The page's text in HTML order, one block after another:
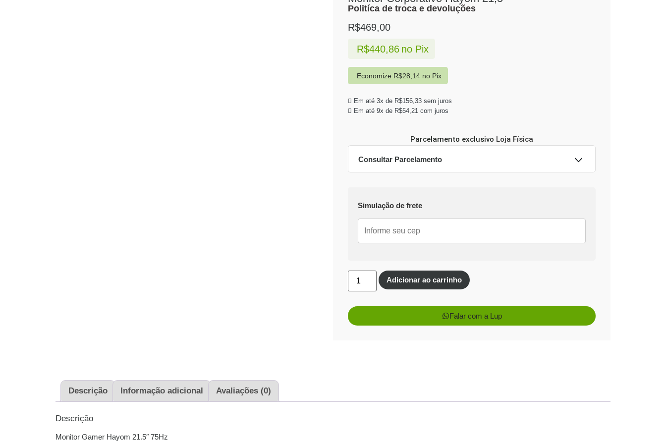
Politíca de troca e devoluções
R$469,00
Em até 3x de R$156,33 sem juros
Em até 9x de R$54,21 com juros
R$440,86 no Pix
Economize R$28,14no Pix
Parcelamento exclusivo Loja Física
Consultar Parcelamento
Pix:R$440,86 Aprovação imediata
EconomizeR$28,14
Aprovação imediata
4x deR$117,84com juros R$471,36
Simulação de frete
Adicionar ao carrinho
Falar com a Lup
Descrição Informação adicional Avaliações (0)
Descrição
Monitor Gamer Hayom 21.5″ 75Hz